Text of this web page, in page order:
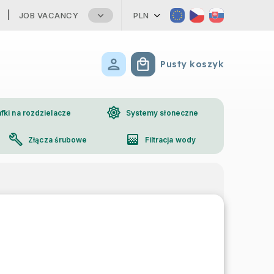
JOB VACANCY PLN
Koszyk
Pusty koszyk
na rozdzielacze brightness_high Systemy słoneczne
build Złącza śrubowe gradient Filtracja wody